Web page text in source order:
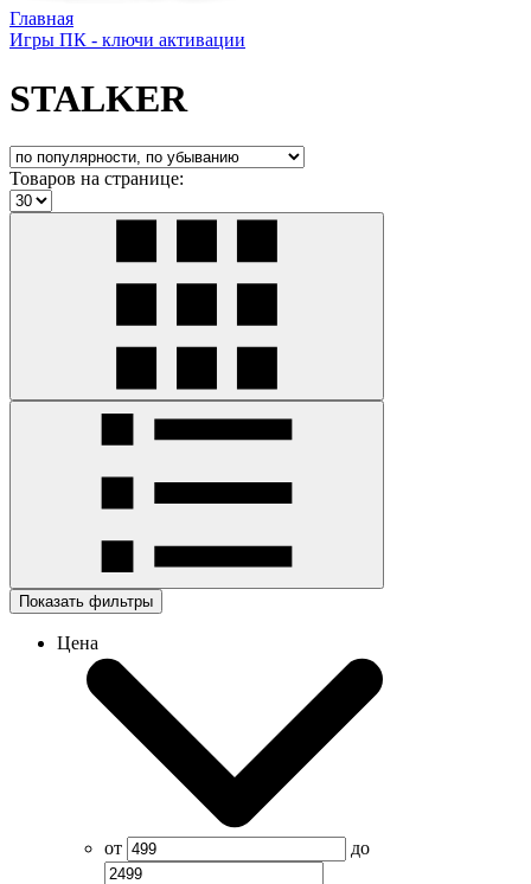
Главная
Игры ПК - ключи активации
STALKER
Товаров на странице:
Показать фильтры
Цена
от до